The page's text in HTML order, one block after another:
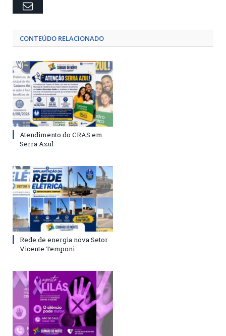
Email
CONTEÚDO RELACIONADO
Atendimento do CRAS em
Serra Azul
Rede de energia nova Setor
Vicente Temponi